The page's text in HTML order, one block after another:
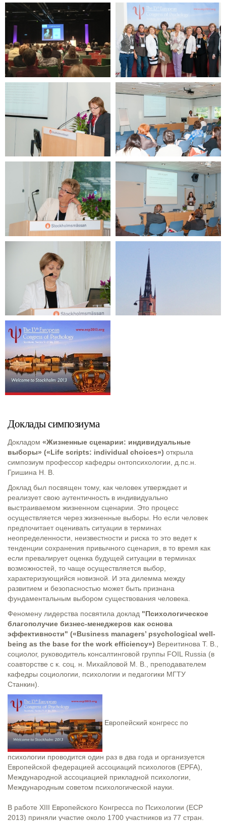
Доклады симпозиума
Докладом «Жизненные сценарии: индивидуальные
выборы» («Life scripts: individual choices») открыла
симпозиум профессор кафедры онтопсихологии, д.пс.н.
Гришина Н. В.
Доклад был посвящен тому, как человек утверждает и
реализует свою аутентичность в индивидуально
выстраиваемом жизненном сценарии. Это процесс
осуществляется через жизненные выборы. Но если человек
предпочитает оценивать ситуации в терминах
неопределенности, неизвестности и риска то это ведет к
тенденции сохранения привычного сценария, в то время как
если превалирует оценка будущей ситуации в терминах
возможностей, то чаще осуществляется выбор,
характеризующийся новизной. И эта дилемма между
развитием и безопасностью может быть признана
фундаментальным выбором существования человека.
Феномену лидерства посвятила доклад "Психологическое
благополучие бизнес-менеджеров как основа
эффективности" («Business managers’ psychological well-
being as the base for the work efficiency») Вереитинова Т. В.,
социолог, руководитель консалтинговой группы FOIL Russia (в
соавторстве с к. соц. н. Михайловой М. В., преподавателем
кафедры социологии, психологии и педагогики МГТУ
Станкин).
Европейский конгресс по
психологии проводится один раз в два года и организуется
Европейской федерацией ассоциаций психологов (EPFA),
Международной ассоциацией прикладной психологии,
Международным советом психологической науки.
В работе XIII Европейского Конгресса по Психологии (ECP
2013) приняли участие около 1700 участников из 77 стран.